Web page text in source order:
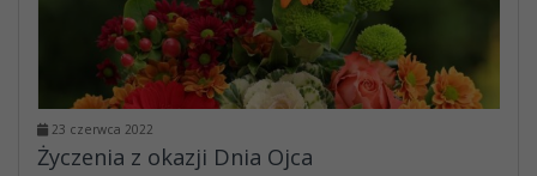
23 czerwca 2022
Życzenia z okazji Dnia Ojca